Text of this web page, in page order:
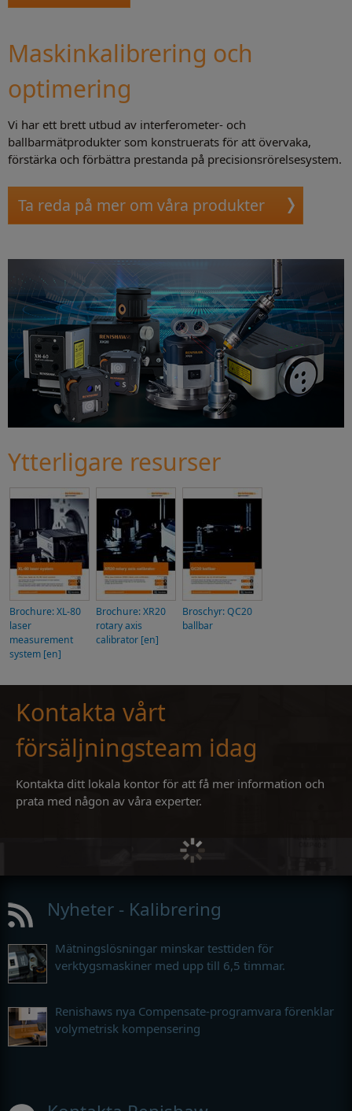
Maskinkalibrering och
optimering
Vi har ett brett utbud av interferometer- och
ballbarmätprodukter som konstruerats för att övervaka,
förstärka och förbättra prestanda på precisionsrörelsesystem.
Ta reda på mer om våra produkter
Ytterligare resurser
Brochure: XL-80
laser
measurement
system [en]
Brochure: XR20
rotary axis
calibrator [en]
Broschyr: QC20
ballbar
Kontakta vårt
försäljningsteam idag
Kontakta ditt lokala kontor för att få mer information och
prata med någon av våra experter.
Nyheter - Kalibrering
Mätningslösningar minskar testtiden för
verktygsmaskiner med upp till 6,5 timmar.
Renishaws nya Compensate-programvara förenklar
volymetrisk kompensering